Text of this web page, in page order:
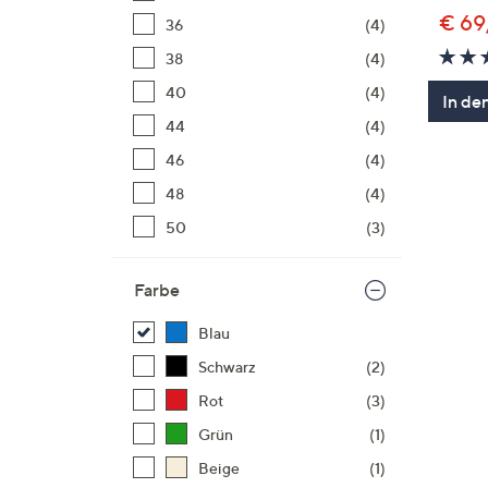
36
(4)
38
(4)
40
(4)
44
(4)
46
(4)
48
(4)
50
(3)
Farbe
Blau
Schwarz
(2)
Rot
(3)
Grün
(1)
Beige
(1)
€
In